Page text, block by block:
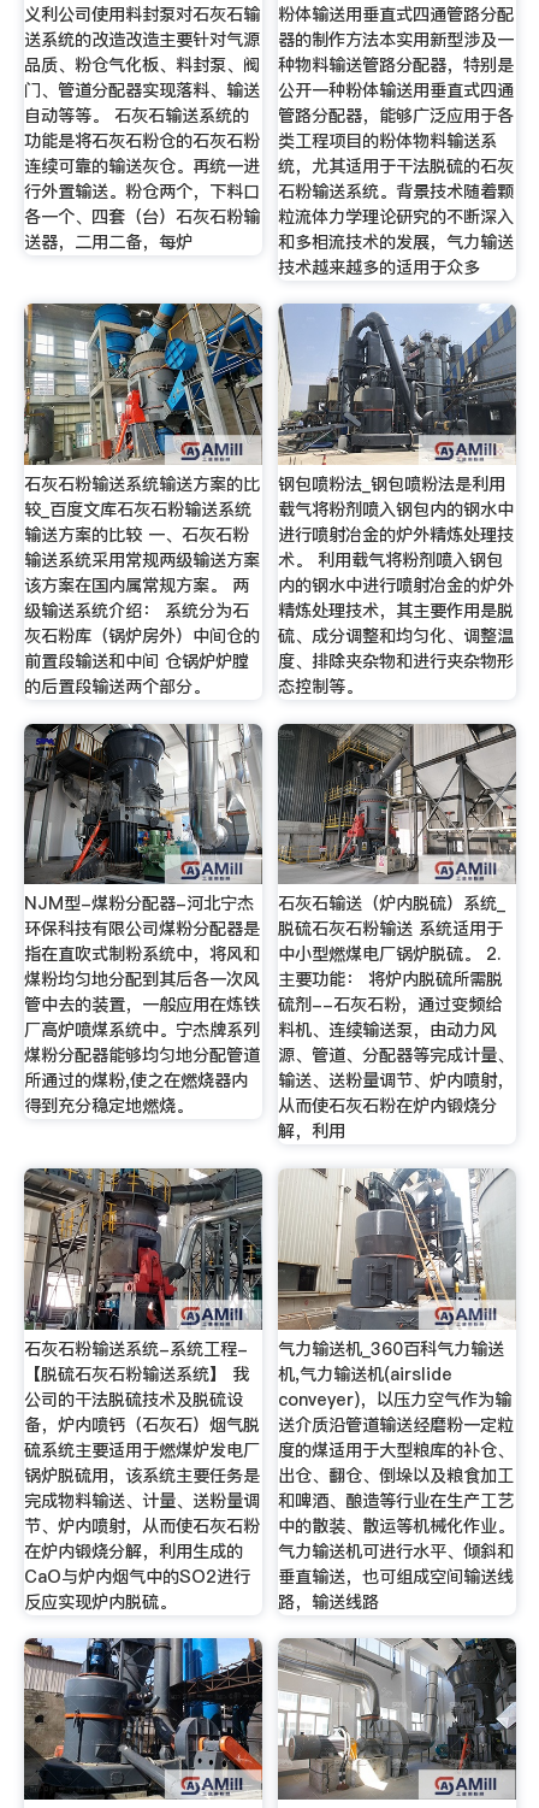
义利公司使用料封泵对石灰石输
送系统的改造改造主要针对气源
品质、粉仓气化板、料封泵、阀
门、管道分配器实现落料、输送
自动等等。 石灰石输送系统的
功能是将石灰石粉仓的石灰石粉
连续可靠的输送灰仓。再统一进
行外置输送。粉仓两个，下料口
各一个、四套（台）石灰石粉输
送器，二用二备，每炉
粉体输送用垂直式四通管路分配
器的制作方法本实用新型涉及一
种物料输送管路分配器，特别是
公开一种粉体输送用垂直式四通
管路分配器，能够广泛应用于各
类工程项目的粉体物料输送系
统，尤其适用于干法脱硫的石灰
石粉输送系统。背景技术随着颗
粒流体力学理论研究的不断深入
和多相流技术的发展，气力输送
技术越来越多的适用于众多
石灰石粉输送系统输送方案的比
较_百度文库石灰石粉输送系统
输送方案的比较 一、石灰石粉
输送系统采用常规两级输送方案
该方案在国内属常规方案。 两
级输送系统介绍： 系统分为石
灰石粉库（锅炉房外）中间仓的
前置段输送和中间 仓锅炉炉膛
的后置段输送两个部分。
钢包喷粉法_钢包喷粉法是利用
载气将粉剂喷入钢包内的钢水中
进行喷射冶金的炉外精炼处理技
术。 利用载气将粉剂喷入钢包
内的钢水中进行喷射冶金的炉外
精炼处理技术，其主要作用是脱
硫、成分调整和均匀化、调整温
度、排除夹杂物和进行夹杂物形
态控制等。
NJM型-煤粉分配器-河北宁杰
环保科技有限公司煤粉分配器是
指在直吹式制粉系统中，将风和
煤粉均匀地分配到其后各一次风
管中去的装置，一般应用在炼铁
厂高炉喷煤系统中。宁杰牌系列
煤粉分配器能够均匀地分配管道
所通过的煤粉,使之在燃烧器内
得到充分稳定地燃烧。
石灰石输送（炉内脱硫）系统_
脱硫石灰石粉输送 系统适用于
中小型燃煤电厂锅炉脱硫。 2.
主要功能： 将炉内脱硫所需脱
硫剂--石灰石粉，通过变频给
料机、连续输送泵，由动力风
源、管道、分配器等完成计量、
输送、送粉量调节、炉内喷射，
从而使石灰石粉在炉内锻烧分
解，利用
石灰石粉输送系统-系统工程-
【脱硫石灰石粉输送系统】 我
公司的干法脱硫技术及脱硫设
备，炉内喷钙（石灰石）烟气脱
硫系统主要适用于燃煤炉发电厂
锅炉脱硫用，该系统主要任务是
完成物料输送、计量、送粉量调
节、炉内喷射，从而使石灰石粉
在炉内锻烧分解，利用生成的
CaO与炉内烟气中的SO2进行
反应实现炉内脱硫。
气力输送机_360百科气力输送
机,气力输送机(airslide
conveyer)，以压力空气作为输
送介质沿管道输送经磨粉一定粒
度的煤适用于大型粮库的补仓、
出仓、翻仓、倒垛以及粮食加工
和啤酒、酿造等行业在生产工艺
中的散装、散运等机械化作业。
气力输送机可进行水平、倾斜和
垂直输送，也可组成空间输送线
路，输送线路